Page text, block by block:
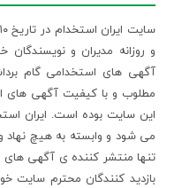
و روزانه مدیران و
آگهی های استخدامی گام
مطلوب و با کیفیت آگهی های
این سایت بوده است. ایران
می شود و وابسته به هیچ نهاد
تنها منتشر کننده ی آگهی های
بازدید کنندگان محترم